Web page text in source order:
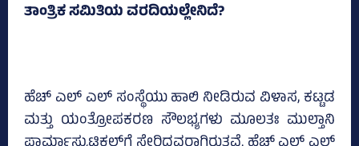
ತಾಂತ್ರಿಕ ಸಮಿತಿಯ ವರದಿಯಲ್ಲೇನಿದೆ?
ಹೆಚ್‌ ಎಲ್‌ ಎಲ್‌ ಸಂಸ್ಥೆಯು ಹಾಲಿ ನೀಡಿರುವ ವಿಳಾಸ, ಕಟ್ಟಡ
ಮತ್ತು ಯಂತ್ರೋಪಕರಣ ಸೌಲಭ್ಯಗಳು ಮೂಲತಃ ಮುಲ್ತಾನಿ